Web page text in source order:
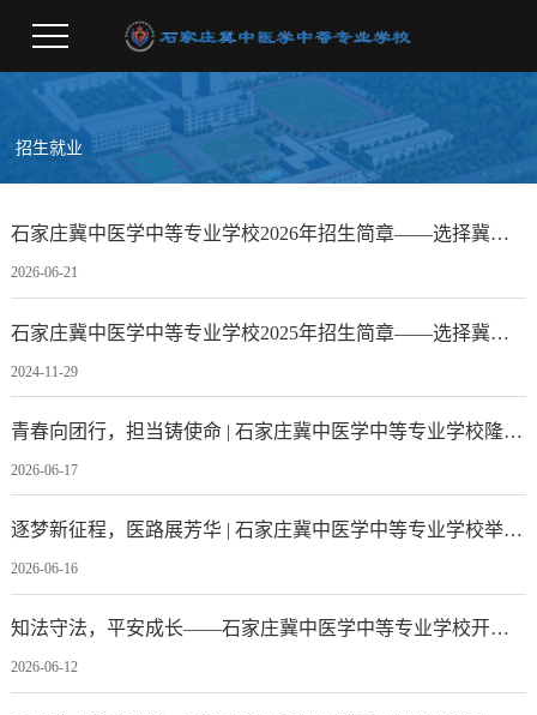
招生就业
石家庄冀中医学中等专业学校2026年招生简章——选择冀中，成就精彩人生
2026-06-21
石家庄冀中医学中等专业学校2025年招生简章——选择冀中，成就精彩人生
2024-11-29
青春向团行，担当铸使命 | 石家庄冀中医学中等专业学校隆重举行2026年新团员入团仪式
2026-06-17
逐梦新征程，医路展芳华 | 石家庄冀中医学中等专业学校举行2026年学生岗位实习动员大会
2026-06-16
知法守法，平安成长——石家庄冀中医学中等专业学校开展法制安全教育专题讲座
2026-06-12